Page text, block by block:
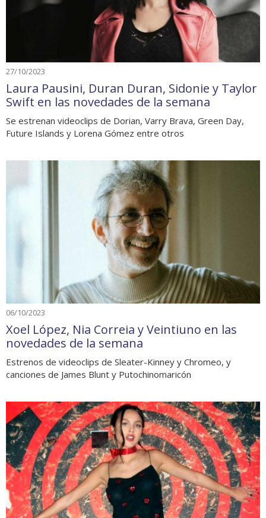
27/10/2023
Laura Pausini, Duran Duran, Sidonie y Taylor
Swift en las novedades de la semana
Se estrenan videoclips de Dorian, Varry Brava, Green Day,
Future Islands y Lorena Gómez entre otros
06/10/2023
Xoel López, Nia Correia y Veintiuno en las
novedades de la semana
Estrenos de videoclips de Sleater-Kinney y Chromeo, y
canciones de James Blunt y Putochinomaricón